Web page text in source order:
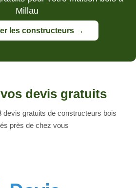
Millau
les constructeurs →
devis gratuits
devis gratuits de constructeurs bois
près de chez vous